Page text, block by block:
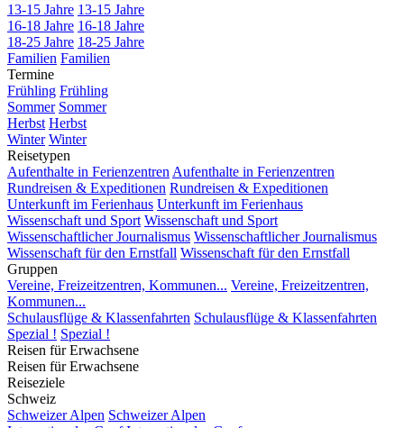
13-15 Jahre 13-15 Jahre
16-18 Jahre 16-18 Jahre
18-25 Jahre 18-25 Jahre
Familien Familien
Termine
Frühling Frühling
Sommer Sommer
Herbst Herbst
Winter Winter
Reisetypen
Aufenthalte in Ferienzentren Aufenthalte in Ferienzentren
Rundreisen & Expeditionen Rundreisen & Expeditionen
Unterkunft im Ferienhaus Unterkunft im Ferienhaus
Wissenschaft und Sport Wissenschaft und Sport
Wissenschaftlicher Journalismus Wissenschaftlicher Journalismus
Wissenschaft für den Ernstfall Wissenschaft für den Ernstfall
Gruppen
Vereine, Freizeitzentren, Kommunen... Vereine, Freizeitzentren,
Kommunen...
Schulausflüge & Klassenfahrten Schulausflüge & Klassenfahrten
Spezial ! Spezial !
Reisen für Erwachsene
Reisen für Erwachsene
Reiseziele
Schweiz
Schweizer Alpen Schweizer Alpen